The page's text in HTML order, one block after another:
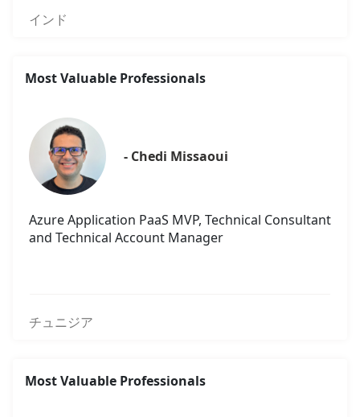
インド
Most Valuable Professionals
- Chedi Missaoui
Azure Application PaaS MVP, Technical Consultant
and Technical Account Manager
チュニジア
Most Valuable Professionals